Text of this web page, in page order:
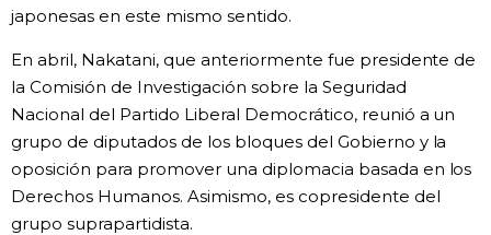
Avisos
japonesas en este mismo sentido.
En abril, Nakatani, que anteriormente fue presidente de
la Comisión de Investigación sobre la Seguridad
Nacional del Partido Liberal Democrático, reunió a un
grupo de diputados de los bloques del Gobierno y la
oposición para promover una diplomacia basada en los
Derechos Humanos. Asimismo, es copresidente del
grupo suprapartidista.